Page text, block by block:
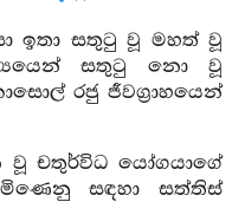
ඉතා සතුටු වූ මහත් වූ
සතුටු නො වූ
රජු ජීවග්‍රාහයෙන්
වූ චතුර්විධ යෝගයාගේ
සඳහා සත්තිස්